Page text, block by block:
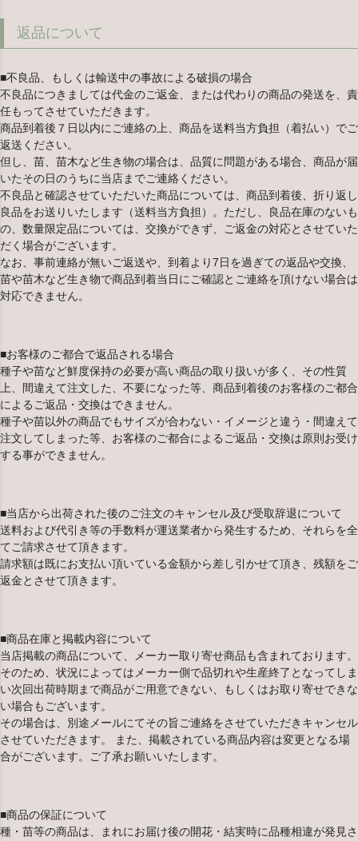
返品について
■不良品、もしくは輸送中の事故による破損の場合
不良品につきましては代金のご返金、または代わりの商品の発送を、責
任もってさせていただきます。
商品到着後７日以内にご連絡の上、商品を送料当方負担（着払い）でご
返送ください。
但し、苗、苗木など生き物の場合は、品質に問題がある場合、商品が届
いたその日のうちに当店までご連絡ください。
不良品と確認させていただいた商品については、商品到着後、折り返し
良品をお送りいたします（送料当方負担）。ただし、良品在庫のないも
の、数量限定品については、交換ができず、ご返金の対応とさせていた
だく場合がございます。
なお、事前連絡が無いご返送や、到着より7日を過ぎての返品や交換、
苗や苗木など生き物で商品到着当日にご確認とご連絡を頂けない場合は
対応できません。
■お客様のご都合で返品される場合
種子や苗など鮮度保持の必要が高い商品の取り扱いが多く、その性質
上、間違えて注文した、不要になった等、商品到着後のお客様のご都合
によるご返品・交換はできません。
種子や苗以外の商品でもサイズが合わない・イメージと違う・間違えて
注文してしまった等、お客様のご都合によるご返品・交換は原則お受け
する事ができません。
■当店から出荷された後のご注文のキャンセル及び受取辞退について
送料および代引き等の手数料が運送業者から発生するため、それらを全
てご請求させて頂きます。
請求額は既にお支払い頂いている金額から差し引かせて頂き、残額をご
返金とさせて頂きます。
■商品在庫と掲載内容について
当店掲載の商品について、メーカー取り寄せ商品も含まれております。
そのため、状況によってはメーカー側で品切れや生産終了となってしま
い次回出荷時期まで商品がご用意できない、もしくはお取り寄せできな
い場合もございます。
その場合は、別途メールにてその旨ご連絡をさせていただきキャンセル
させていただきます。 また、掲載されている商品内容は変更となる場
合がございます。ご了承お願いいたします。
■商品の保証について
種・苗等の商品は、まれにお届け後の開花・結実時に品種相違が発見さ